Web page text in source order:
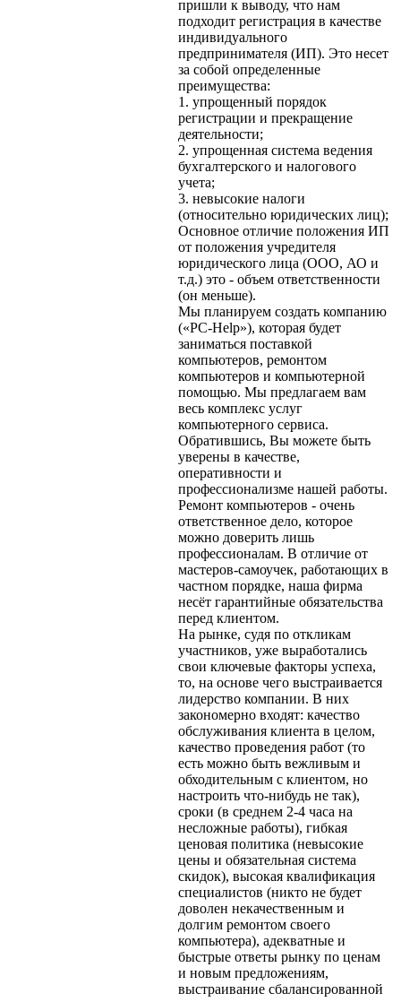
пришли к выводу, что нам
подходит регистрация в качестве
индивидуального
предпринимателя (ИП). Это несет
за собой определенные
преимущества:
1. упрощенный порядок
регистрации и прекращение
деятельности;
2. упрощенная система ведения
бухгалтерского и налогового
учета;
3. невысокие налоги
(относительно юридических лиц);
Основное отличие положения ИП
от положения учредителя
юридического лица (ООО, АО и
т.д.) это - объем ответственности
(он меньше).
Мы планируем создать компанию
(«PC-Help»), которая будет
заниматься поставкой
компьютеров, ремонтом
компьютеров и компьютерной
помощью. Мы предлагаем вам
весь комплекс услуг
компьютерного сервиса.
Обратившись, Вы можете быть
уверены в качестве,
оперативности и
профессионализме нашей работы.
Ремонт компьютеров - очень
ответственное дело, которое
можно доверить лишь
профессионалам. В отличие от
мастеров-самоучек, работающих в
частном порядке, наша фирма
несёт гарантийные обязательства
перед клиентом.
На рынке, судя по откликам
участников, уже выработались
свои ключевые факторы успеха,
то, на основе чего выстраивается
лидерство компании. В них
закономерно входят: качество
обслуживания клиента в целом,
качество проведения работ (то
есть можно быть вежливым и
обходительным с клиентом, но
настроить что-нибудь не так),
сроки (в среднем 2-4 часа на
несложные работы), гибкая
ценовая политика (невысокие
цены и обязательная система
скидок), высокая квалификация
специалистов (никто не будет
доволен некачественным и
долгим ремонтом своего
компьютера), адекватные и
быстрые ответы рынку по ценам
и новым предложениям,
выстраивание сбалансированной